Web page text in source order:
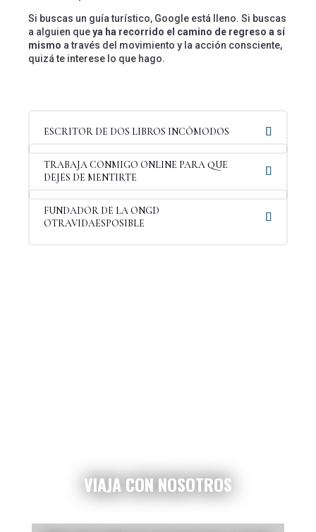
Si buscas un guía turístico, Google está lleno. Si buscas
a alguien queya ha recorrido el camino de regreso a sí
mismo a través del movimiento y la acción consciente,
quizá te interese lo que hago.
ESCRITOR DE DOS LIBROS INCÓMODOS
TRABAJA CONMIGO ONLINE PARA QUE
DEJES DE MENTIRTE
FUNDADOR DE LA ONGD
OTRAVIDAESPOSIBLE
VIAJA CON NOSOTROS